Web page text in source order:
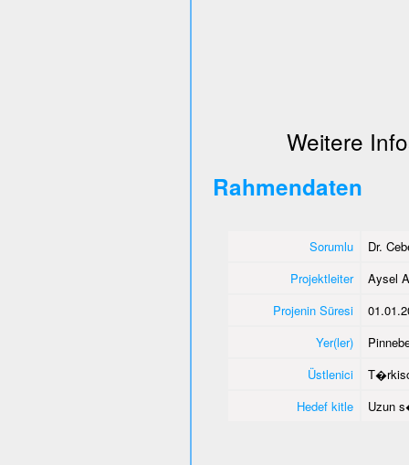
Weitere
Rahmendaten
Sorumlu
Dr.
Projektleiter
Aysel
Projenin Süresi
Yer(ler)
Üstlenici
Hedef kitle
Uzun